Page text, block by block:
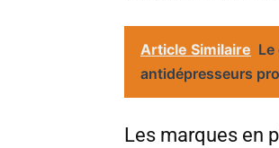
Article Similaire
antidépresseurs
Les marques en